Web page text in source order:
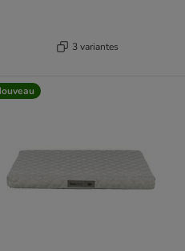
3 variantes